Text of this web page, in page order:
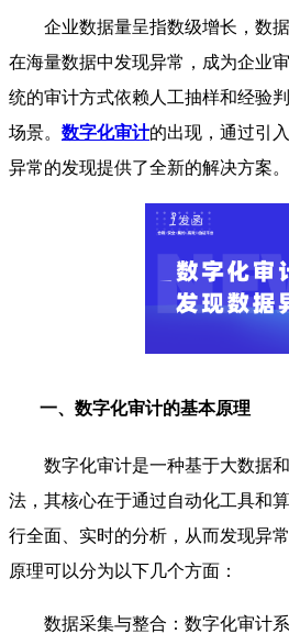
企业数据量呈指数级增长，数
在海量数据中发现异常，成为企业
统的审计方式依赖人工抽样和经验
场景。 数字化审计的出现，通过引
异常的发现提供了全新的解决方案。
一、数字化审计的基本原理
数字化审计是一种基于大数据
法，其核心在于通过自动化工具和
行全面、实时的分析，从而发现异
原理可以分为以下几个方面：
数据采集与整合：数字化审计